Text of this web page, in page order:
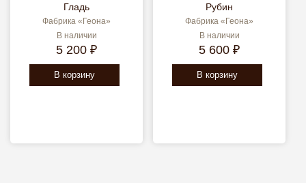
Гладь
Фабрика «Геона»
В наличии
5 200 ₽
В корзину
Рубин
Фабрика «Геона»
В наличии
5 600 ₽
В корзину